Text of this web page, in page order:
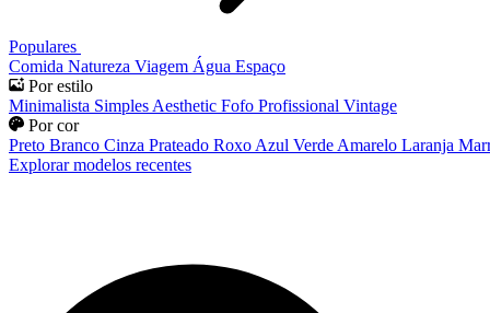
Populares
Comida Natureza Viagem Água Espaço
Por estilo
Minimalista Simples Aesthetic Fofo Profissional Vintage
Por cor
Preto Branco Cinza Prateado Roxo Azul Verde Amarelo Laranja
Explorar modelos recentes